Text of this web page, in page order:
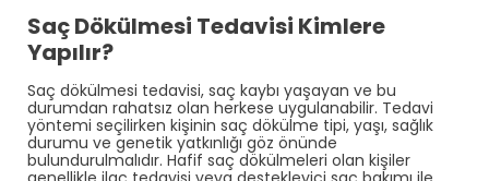
Saç Dökülmesi Tedavisi Kimlere
Yapılır?
Saç dökülmesi tedavisi, saç kaybı yaşayan ve bu
durumdan rahatsız olan herkese uygulanabilir. Tedavi
yöntemi seçilirken kişinin saç dökülme tipi, yaşı, sağlık
durumu ve genetik yatkınlığı göz önünde
bulundurulmalıdır. Hafif saç dökülmeleri olan kişiler